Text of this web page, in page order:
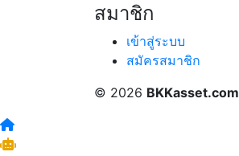
สมาชิก
เข้าสู่ระบบ
สมัครสมาชิก
© 2026 BKKasset.com